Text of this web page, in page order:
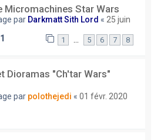
Micromachines Star Wars
par Darkmatt Sith Lord « 25 juin
1 5 6 7 8
Dioramas "Ch'tar Wars"
par polothejedi « 01 févr. 2020